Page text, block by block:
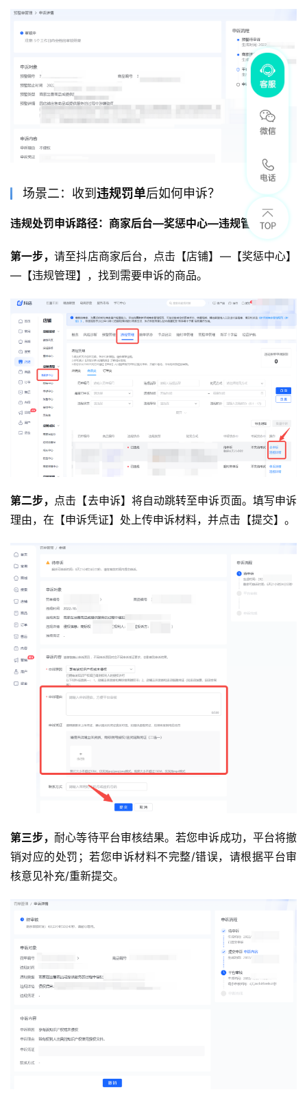
场景二：收到 违规罚单后如何申诉？
违规处罚申诉路径：商家后台—奖惩中心—违规管理
第一步，请至抖店商家后台，点击【店铺】—【奖惩中心】
—【违规管理】，找到需要申诉的商品。
第二步， 点击【去申诉】将自动跳转至申诉页面。填写申诉
理由，在【申诉凭证】处上传申诉材料，并点击【提交】。
第三步，耐心等待平台审核结果。若您申诉成功，平台将撤
销对应的处罚；若您申诉材料不完整/错误，请根据平台审
核意见补充/重新提交。